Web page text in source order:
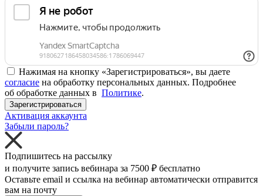
Нажимая на кнопку «Зарегистрироваться», вы даете
согласие на обработку персональных данных. Подробнее
об обработке данных в Политике.
Зарегистрироваться
Активация аккаунта
Забыли пароль?
Подпишитесь на рассылку
и получите запись вебинара за 7500 ₽ бесплатно
Оставьте email и ссылка на вебинар автоматически отправится
вам на почту